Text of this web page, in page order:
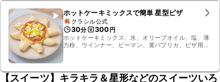
ホットケーキミックスで簡単 星型ピザ
クラシル公式
30分 300 円
ホットケーキミックス、水、オリーブオイル、塩、薄
力粉、ウインナー、ピーマン、黄パプリカ、ピザ用
【スイーツ】キラキラ＆星形などのスイーツいろ